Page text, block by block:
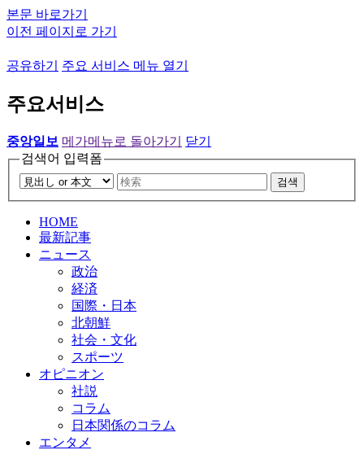
본문 바로가기
이전 페이지로 가기
공유하기 주요 서비스 메뉴 열기
주요서비스
중앙일보 메가메뉴로 돌아가기
닫기
검색어 입력폼
검색
HOME
最新記事
ニュース
政治
経済
国際・日本
北朝鮮
社会・文化
スポーツ
オピニオン
社説
コラム
日本関係のコラム
エンタメ